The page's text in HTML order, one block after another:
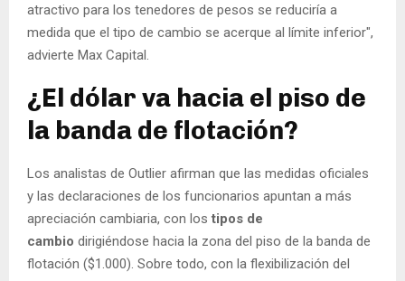
atractivo para los tenedores de pesos se reduciría a
medida que el tipo de cambio se acerque al límite inferior",
advierte Max Capital.
¿El dólar va hacia el piso de
la banda de flotación?
Los analistas de Outlier afirman que las medidas oficiales
y las declaraciones de los funcionarios apuntan a más
apreciación cambiaria, con los tipos de
cambio dirigiéndose hacia la zona del piso de la banda de
flotación ($1.000). Sobre todo, con la flexibilización del